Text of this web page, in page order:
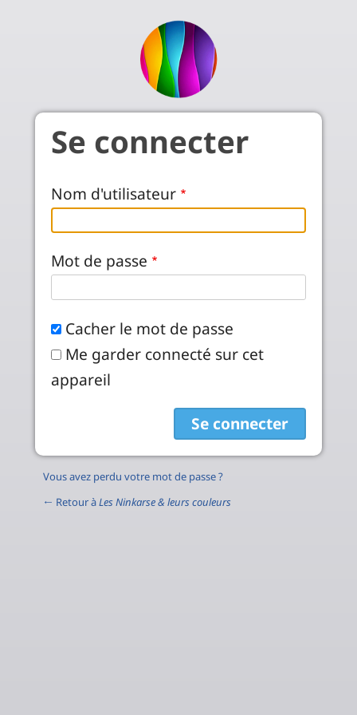
Se connecter
Nom d'utilisateur
Mot de passe
Cacher le mot de passe
Me garder connecté sur cet
appareil
Vous avez perdu votre mot de passe ?
← Retour àLes Ninkarse & leurs couleurs